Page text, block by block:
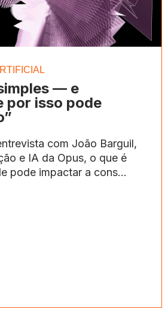
— e
por isso pode
com João Barguil,
e IA da Opus, o que é
pode impactar a cons...